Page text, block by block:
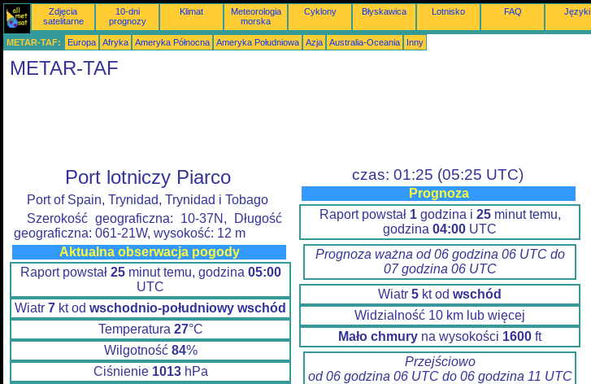
Zdjęcia
satelitarne
10-dni
prognozy
Klimat
Meteorologia
morska
Cyklony Błyskawica Lotnisko FAQ Języki
METAR-TAF: Europa Afryka Ameryka Północna Ameryka Południowa Azja Australia-Oceania Inny
METAR-TAF
Port lotniczy Piarco
Port of Spain, Trynidad, Trynidad i Tobago
Szerokość geograficzna: 10-37N, Długość
geograficzna: 061-21W, wysokość: 12 m
Aktualna obserwacja pogody
Raport powstał 25minut temu, godzina 05:00
UTC
Wiatr 7 kt od wschodnio-południowy wschód
Temperatura 27°C
Wilgotność 84%
Ciśnienie 1013hPa
czas: 01:25 (05:25 UTC)
Prognoza
Raport powstał 1godzina i 25minut temu,
godzina 04:00 UTC
Prognoza ważna od 06 godzina 06 UTC do
07 godzina 06 UTC
Wiatr 5 kt od wschód
Widzialność 10 km lub więcej
Mało chmury na wysokości 1600 ft
Przejściowo
od 06 godzina 06 UTC do 06 godzina 11 UTC